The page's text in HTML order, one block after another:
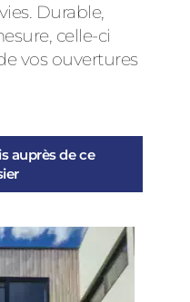
Durable,
celle-ci
vos ouvertures
auprès de ce